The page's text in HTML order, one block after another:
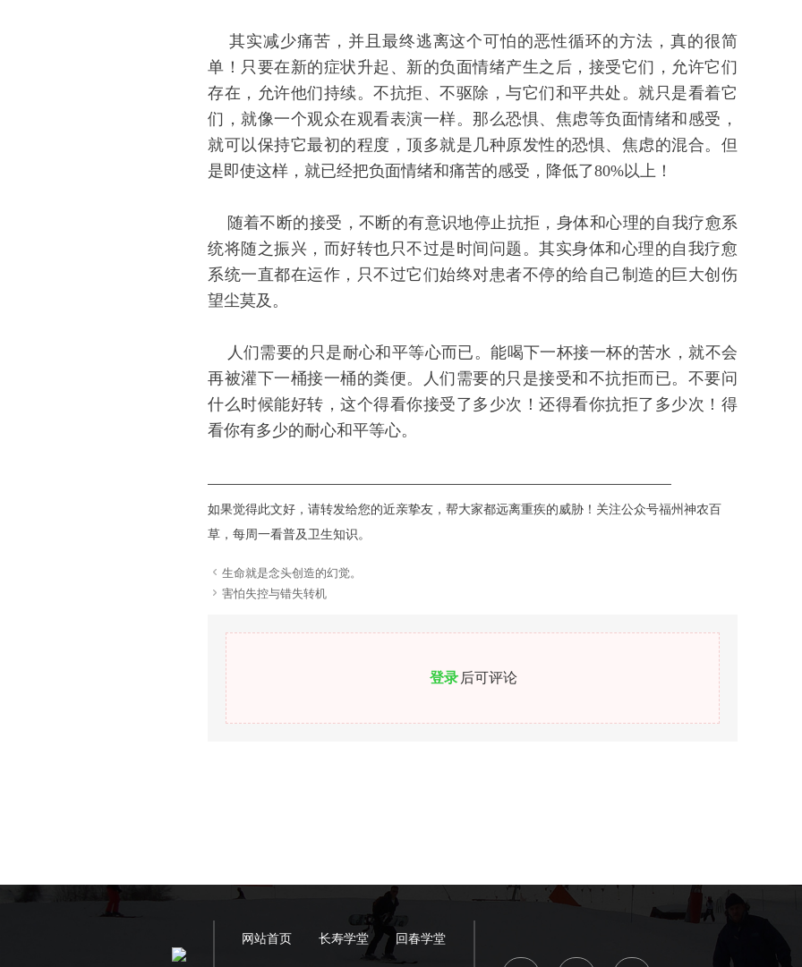
其实减少痛苦，并且最终逃离这个可怕的恶性循环的方法，真的很简
单！只要在新的症状升起、新的负面情绪产生之后，接受它们，允许它们
存在，允许他们持续。不抗拒、不驱除，与它们和平共处。就只是看着它
们，就像一个观众在观看表演一样。那么恐惧、焦虑等负面情绪和感受，
就可以保持它最初的程度，顶多就是几种原发性的恐惧、焦虑的混合。但
是即使这样，就已经把负面情绪和痛苦的感受，降低了80%以上！
随着不断的接受，不断的有意识地停止抗拒，身体和心理的自我疗愈系
统将随之振兴，而好转也只不过是时间问题。其实身体和心理的自我疗愈
系统一直都在运作，只不过它们始终对患者不停的给自己制造的巨大创伤
望尘莫及。
人们需要的只是耐心和平等心而已。能喝下一杯接一杯的苦水，就不会
再被灌下一桶接一桶的粪便。人们需要的只是接受和不抗拒而已。不要问
什么时候能好转，这个得看你接受了多少次！还得看你抗拒了多少次！得
看你有多少的耐心和平等心。
—————————————————————————————————————
如果觉得此文好，请转发给您的近亲挚友，帮大家都远离重疾的威胁！关注公众号福州神农百
草，每周一看普及卫生知识。
 生命就是念头创造的幻觉。
 害怕失控与错失转机
登录 后可评论
网站首页 长寿学堂 回春学堂